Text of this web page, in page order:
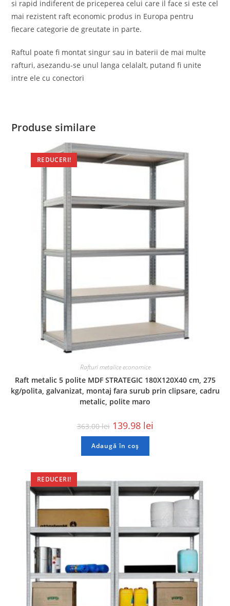
si rapid indiferent de priceperea celui care il face si este cel
mai rezistent raft economic produs in Europa pentru
fiecare categorie de greutate in parte.
Raftul poate fi montat singur sau in baterii de mai multe
rafturi, asezandu-se unul langa celalalt, putand fi unite
intre ele cu conectori
Produse similare
REDUCERI!
Rafturi metalice economice
Raft metalic 5 polite MDF STRATEGIC 180X120X40 cm, 275
kg/polita, galvanizat, montaj fara surub prin clipsare, cadru
metalic, polite maro
363.00lei 139.98 lei
Adaugă în coș
REDUCERI!